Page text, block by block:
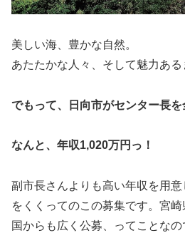
美しい海、豊かな自然。
あたたかな人々、そして魅力ある
でもって、日向市がセンター長を
なんと、年収1,020万円っ！
副市長さんよりも高い年収を用
をくくってのこの募集です。宮
国からも広く公募、ってことなの